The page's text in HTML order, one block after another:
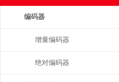
编码器
增量编码器
绝对编码器